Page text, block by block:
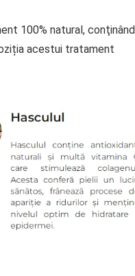
100% natural, conţinând
acestui tratament